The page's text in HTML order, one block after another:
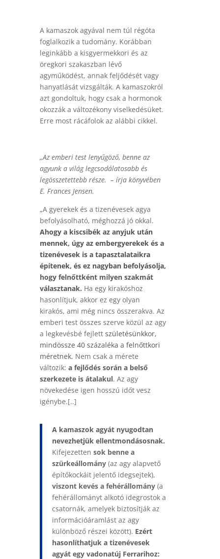
A kamaszok agyával nem túl régóta
foglalkozik a tudomány. Korábban
leginkább a kisgyermekkori és az
öregkori szakaszban lévő
agyműködést, annak feljődését vagy
hanyatlását vizsgálták. A kamaszokról
azt gondoltuk, hogy csak a hormonok
okozzák a változékony viselkedésüket.
Erre most rácáfolok az alábbi cikkel.
„Az emberi test lenyűgöző, benne az
agyunk a világ legcsodálatosabb és
legösszetettebb része. – írja könyvében
E. Frances Jensen.
„A gyerekek és a tizenévesek agya
befolyásolható, méghozzá jó okkal.
Ahogy a kiscsibék az anyjuk után
mennek, úgy az embergyerekek és a
tizenévesek is a tapasztalataikra
építenek, és ez nagyban befolyásolja,
hogy felnőttként milyen szakmát
választanak. Ha egy kirakóshoz
hasonlítjuk, akkor ez egy olyan
kirakós, ami még nincs összerakva. Az
emberi test összes szerve közül az agy
a legkevésbé fejlett születésünkkor,
mindössze 40 százaléka a felnőttkori
méretnek. Nem csak a mérete
változik: a fejlődés során a belső
szerkezete is átalakul. Az agy
növekedése igen hosszú időt vesz
igénybe.[..]
A kamaszok agyát nyugodtan
nevezhetjük ellentmondásosnak.
Kifejezetten sok benne a
szürkeállomány(az agy alapvető
építőkockáit jelentő idegsejtek),
viszont kevés a fehérállomány(a
fehérállományt alkotó idegrostok a
csatornák, amelyek biztosítják az
információáramlást az agy
különböző részei között). Ezért
hasonlíthatjuk a tizenévesek
agyát egy vadonatúj Ferrarihoz: